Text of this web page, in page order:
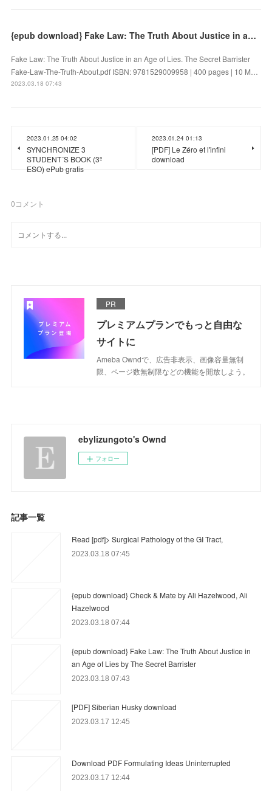
{epub download} Fake Law: The Truth About Justice in an Age of Lies by The Secret Barrister
Fake Law: The Truth About Justice in an Age of Lies. The Secret Barrister
Fake-Law-The-Truth-About.pdf ISBN: 9781529009958 | 400 pages | 10 M…
2023.03.18 07:43
2023.01.25 04:02
SYNCHRONIZE 3
STUDENT´S BOOK (3º
ESO) ePub gratis
2023.01.24 01:13
[PDF] Le Zéro et l'infini
download
0コメント
PR
プレミアムプランでもっと自由な
サイトに
Ameba Owndで、広告非表示、画像容量無制
限、ページ数無制限などの機能を開放しよう。
ebylizungoto's Ownd
フォロー
記事一覧
Read [pdf]> Surgical Pathology of the GI Tract,
2023.03.18 07:45
{epub download} Check & Mate by Ali Hazelwood, Ali
Hazelwood
2023.03.18 07:44
{epub download} Fake Law: The Truth About Justice in
an Age of Lies by The Secret Barrister
2023.03.18 07:43
[PDF] Siberian Husky download
2023.03.17 12:45
Download PDF Formulating Ideas Uninterrupted
2023.03.17 12:44